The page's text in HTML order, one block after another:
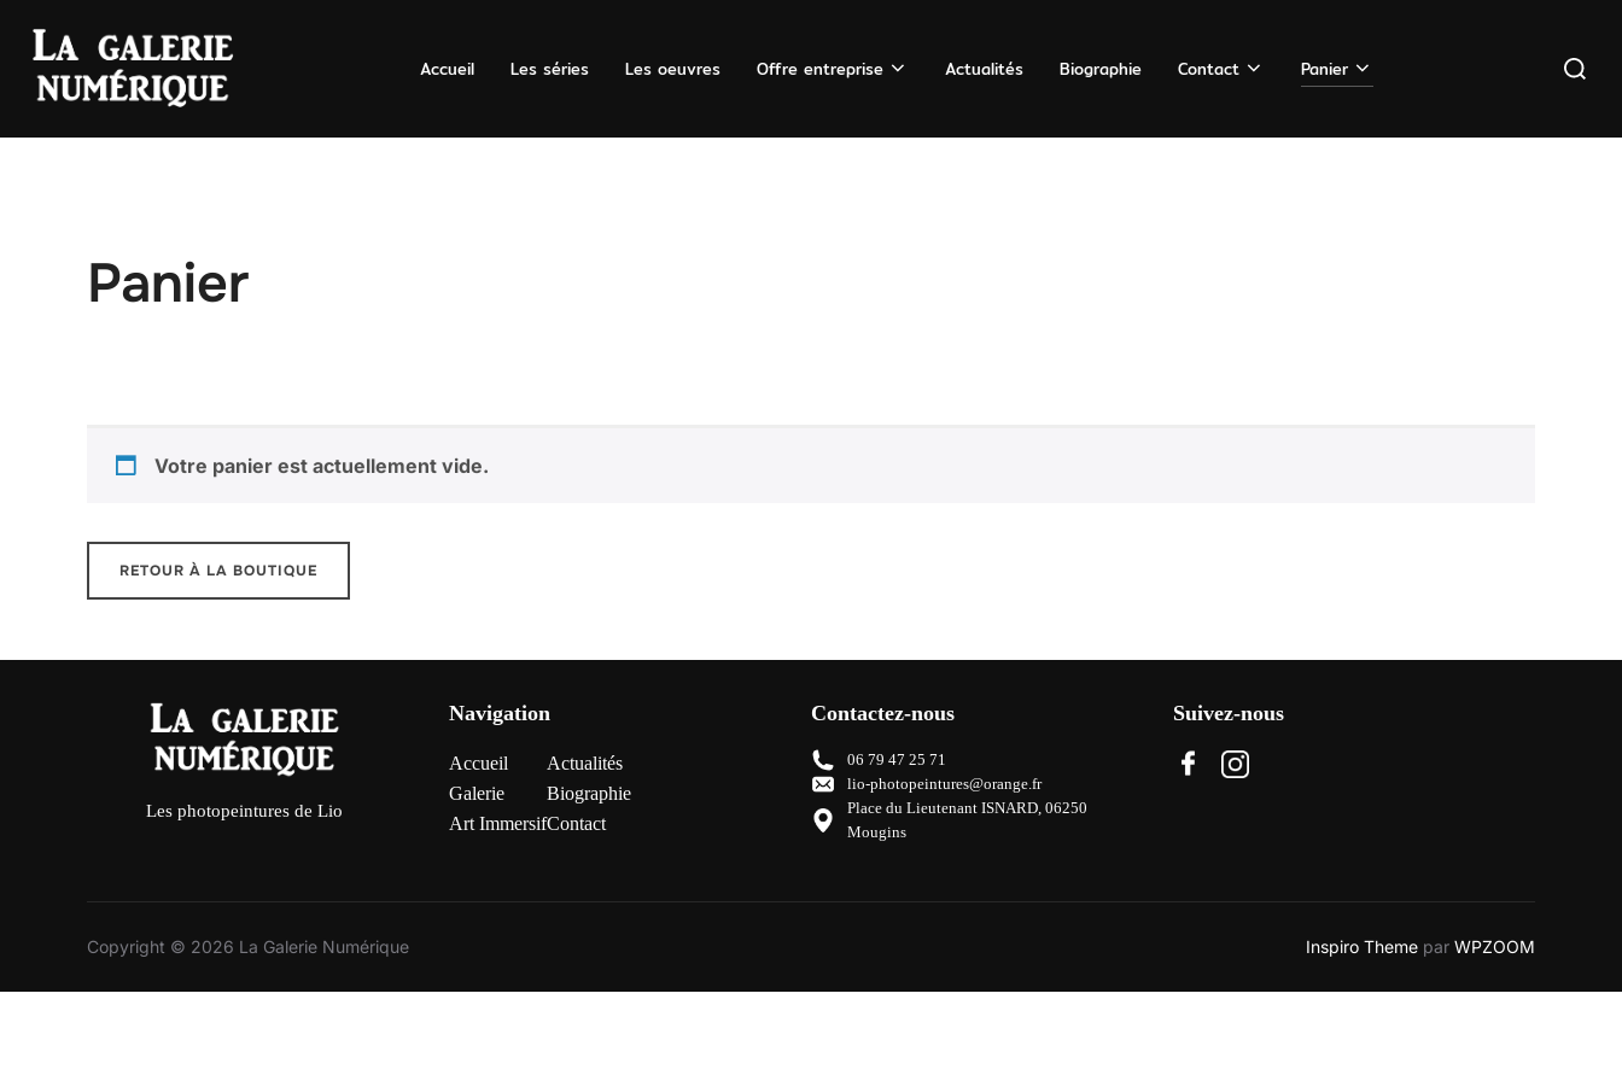
contenu
Accueil Les séries Les oeuvres Offre entreprise Actualités Biographie Contact Panier
Panier
Votre panier est actuellement vide.
RETOUR À LA BOUTIQUE
Les photopeintures de Lio
Navigation
Accueil
Galerie
Art Immersif
Actualités
Biographie
Contact
Contactez-nous
06 79 47 25 71
lio-photopeintures@orange.fr
Place du Lieutenant ISNARD, 06250
Mougins
Suivez-nous
Copyright © 2026 La Galerie Numérique Inspiro Theme par WPZOOM